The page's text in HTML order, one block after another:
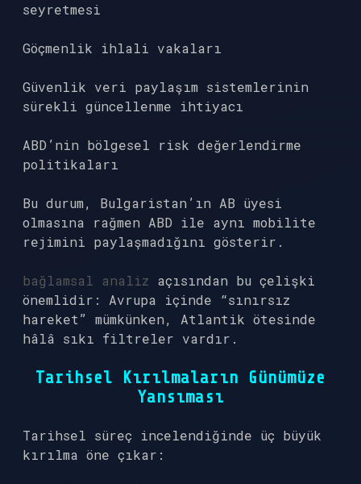
seyretmesi
Göçmenlik ihlali vakaları
Güvenlik veri paylaşım sistemlerinin
sürekli güncellenme ihtiyacı
ABD’nin bölgesel risk değerlendirme
politikaları
Bu durum, Bulgaristan’ın AB üyesi
olmasına rağmen ABD ile aynı mobilite
rejimini paylaşmadığını gösterir.
bağlamsal analiz açısından bu çelişki
önemlidir: Avrupa içinde “sınırsız
hareket” mümkünken, Atlantik ötesinde
hâlâ sıkı filtreler vardır.
Tarihsel Kırılmaların Günümüze
Yansıması
Tarihsel süreç incelendiğinde üç büyük
kırılma öne çıkar: